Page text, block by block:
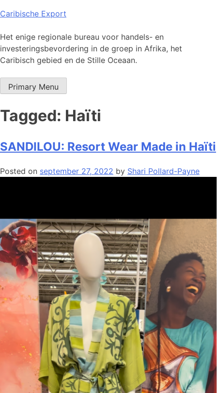
Skip
content
Caribische Export
Het enige regionale bureau voor handels- en
investeringsbevordering in de groep in Afrika, het
Caribisch gebied en de Stille Oceaan.
Primary Menu
Tagged: Haïti
SANDILOU: Resort Wear Made in Haïti
Posted on september 27, 2022 by Shari Pollard-Payne